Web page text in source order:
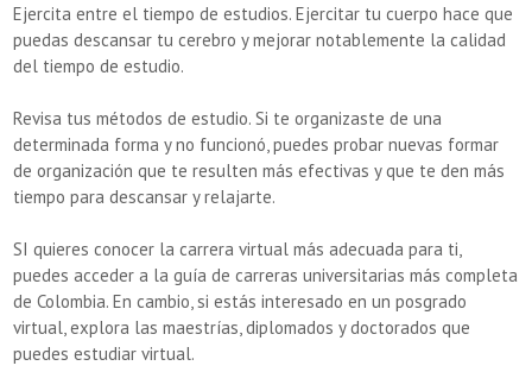
Ejercita entre el tiempo de estudios. Ejercitar tu cuerpo hace que
puedas descansar tu cerebro y mejorar notablemente la calidad
del tiempo de estudio.
Revisa tus métodos de estudio. Si te organizaste de una
determinada forma y no funcionó, puedes probar nuevas formar
de organización que te resulten más efectivas y que te den más
tiempo para descansar y relajarte.
SI quieres conocer la carrera virtual más adecuada para ti,
puedes acceder a la guía de carreras universitarias más completa
de Colombia. En cambio, si estás interesado en un posgrado
virtual, explora las maestrías, diplomados y doctorados que
puedes estudiar virtual.